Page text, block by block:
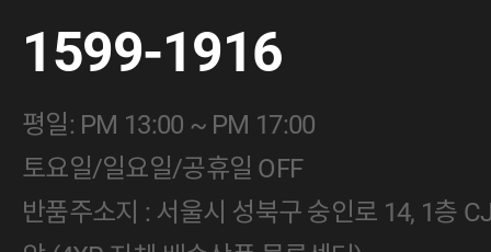
1599-1916
평일: PM 13:00 ~ PM 17:00
토요일/일요일/공휴일 OFF
반품주소지 : 서울시 성북구 숭인로 14, 1층